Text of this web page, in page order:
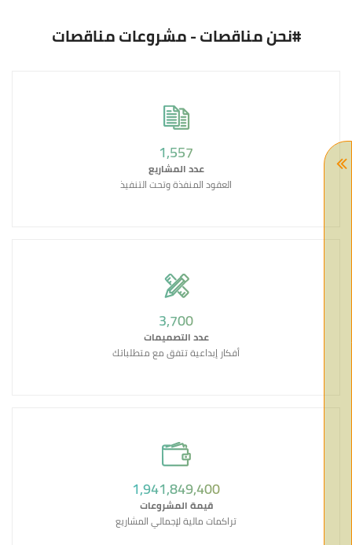
#نحن مناقصات - مشروعات مناقصات
1,639
عدد المشاريع
العقود المنفذة وتحت التنفيذ
3,895
عدد التصميمات
أفكار إبداعية تتفق مع متطلباتك
2,044,052,000
قيمة المشروعات
تراكمات مالية لإجمالي المشاريع